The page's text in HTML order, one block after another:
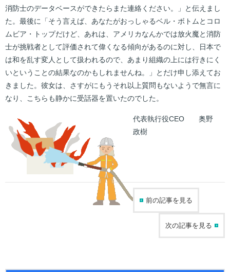
消防士のデータベースができたらまた連絡ください。」と伝えまし
た。最後に「そう言えば、あなたがおっしゃるベル・ボトムとコロ
ムビア・トップだけど、あれは、アメリカなんかでは放火魔と消防
士が挑戦者として評価されて偉くなる傾向があるのに対し、日本で
は和を乱す変人として扱われるので、あまり組織の上には行きにく
いということの結果なのかもしれませんね。」とだけ申し添えてお
きました。彼女は、さすがにもうそれ以上質問もないようで無言に
なり、こちらも静かに受話器を置いたのでした。
代表執行役CEO 奥野
政樹
前の記事を見る
次の記事を見る